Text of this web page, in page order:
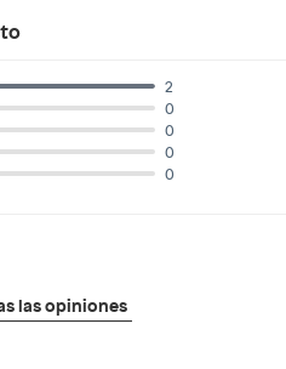
0
0
0
0
2
las opiniones